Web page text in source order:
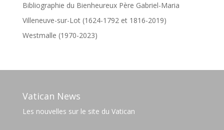
Bibliographie du Bienheureux Père Gabriel-Maria
Villeneuve-sur-Lot (1624-1792 et 1816-2019)
Westmalle (1970-2023)
Vatican News
Les nouvelles sur le site du Vatican